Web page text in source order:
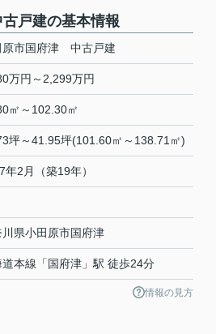
戸建の基本情報
原市国府津 中古戸建
万円～2,299万円
㎡～102.30㎡
坪～41.95坪(101.60㎡～138.71㎡)
年2月（築19年）
県小田原市国府津
本線 「 国府津 」駅 徒歩24分
情報の見方